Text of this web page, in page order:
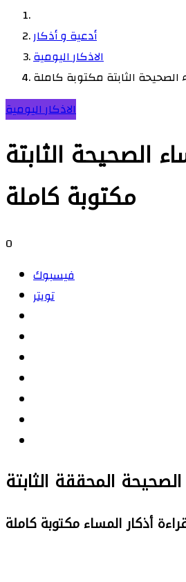
أدعية و أذكار
الاذكار اليومية
الصحيحة الثابتة مكتوبة كاملة
الاذكار اليومية
الصحيحة الثابتة
مكتوبة كاملة
0
فيسبوك
تويتر
المحققة الثابتة
أذكار المساء مكتوبة كاملة